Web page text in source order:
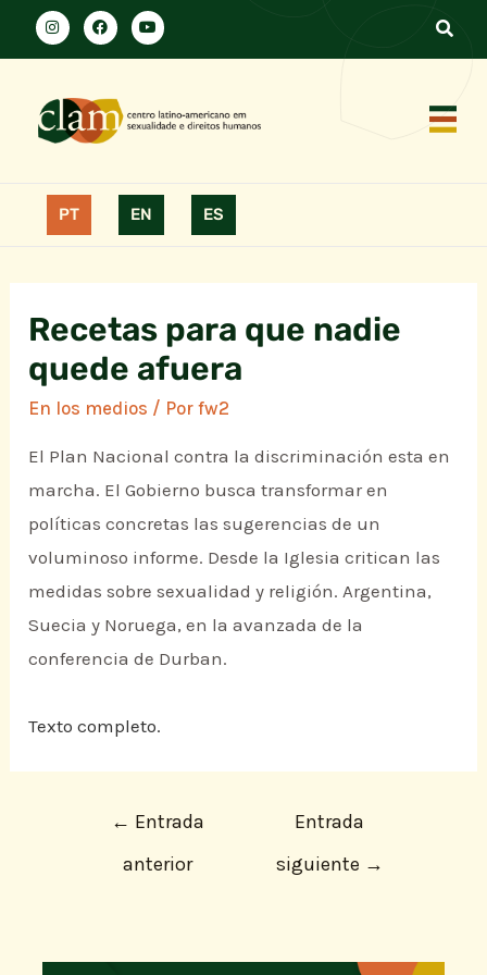
PT EN ES
Recetas para que nadie
quede afuera
En los medios / Porfw2
El Plan Nacional contra la discriminación esta en
marcha. El Gobierno busca transformar en
políticas concretas las sugerencias de un
voluminoso informe. Desde la Iglesia critican las
medidas sobre sexualidad y religión. Argentina,
Suecia y Noruega, en la avanzada de la
conferencia de Durban.
Texto completo.
← Entrada
anterior
Entrada
siguiente →